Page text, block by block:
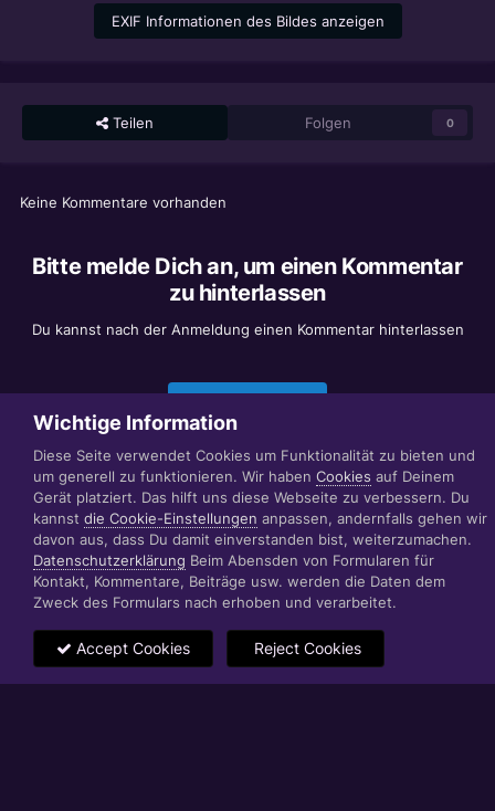
EXIF Informationen des Bildes anzeigen
Teilen Folgen 0
Keine Kommentare vorhanden
Bitte melde Dich an, um einen Kommentar
zu hinterlassen
Du kannst nach der Anmeldung einen Kommentar hinterlassen
Datenschutzerklärung Impressum
© 1999 - 2022 RÄBIGER IT|WEB|VIDEO|CONSULTING
www.raebiger.pro
Powered by Invision Community
Wichtige Information
Diese Seite verwendet Cookies um Funktionalität zu bieten und
um generell zu funktionieren. Wir haben Cookies auf Deinem
Gerät platziert. Das hilft uns diese Webseite zu verbessern. Du
kannst die Cookie-Einstellungen anpassen, andernfalls gehen wir
davon aus, dass Du damit einverstanden bist, weiterzumachen.
Datenschutzerklärung Beim Abensden von Formularen für
Kontakt, Kommentare, Beiträge usw. werden die Daten dem
Zweck des Formulars nach erhoben und verarbeitet.
Accept Cookies Reject Cookies